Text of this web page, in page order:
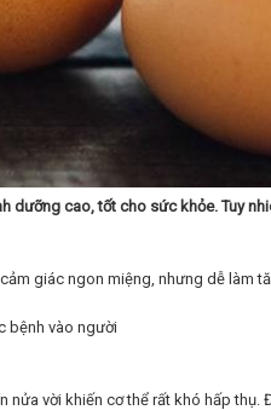
dưỡng cao, tốt cho sức khỏe. Tuy
giác ngon miệng, nhưng dễ làm
nửa vời khiến cơ thể rất khó hấp